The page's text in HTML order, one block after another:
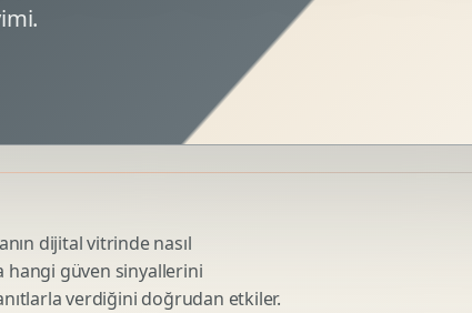
Sosyal Medya Kreatif Tasarimi
Reels Kapak Tasarimi
Topluluk Yonetimi
Influencer Kampanya Tasarimi
dijital vitrinde nasıl
hangi güven sinyallerini
verdiğini doğrudan etkiler.